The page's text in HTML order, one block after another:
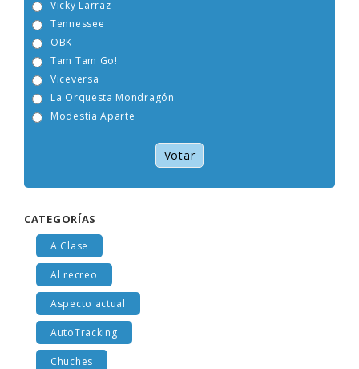
Vicky Larraz
Tennessee
OBK
Tam Tam Go!
Viceversa
La Orquesta Mondragón
Modestia Aparte
Votar
CATEGORÍAS
A Clase
Al recreo
Aspecto actual
AutoTracking
Chuches